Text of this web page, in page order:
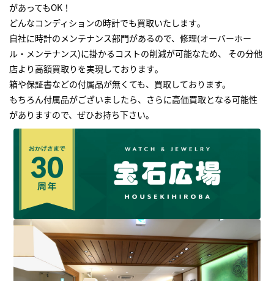
があってもOK！
どんなコンディションの時計でも買取いたします｡
自社に時計のメンテナンス部門があるので、修理(オーバーホー
ル・メンテナンス)に掛かるコストの削減が可能なため、 その分他
店より高額買取りを実現しております｡
箱や保証書などの付属品が無くても、買取しております。
もちろん付属品がございましたら、さらに高価買取となる可能性
がありますので、ぜひお持ち下さい｡